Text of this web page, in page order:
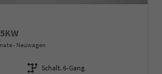
Neuwagen
Getriebe Schalt. 6-Gang